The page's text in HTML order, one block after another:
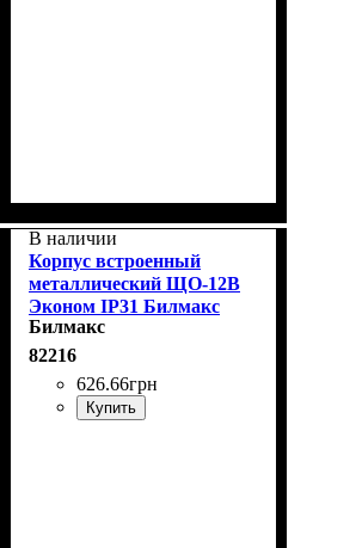
В наличии
Корпус встроенный
металлический ЩО-12В
Эконом IP31 Билмакс
Б00020626
Билмакс
82216
626.66грн
Купить